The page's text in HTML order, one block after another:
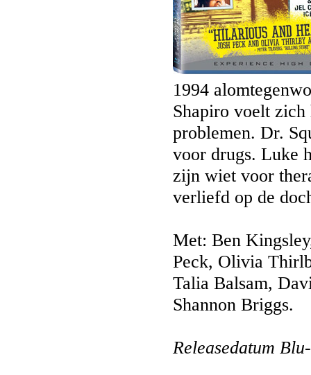
1994
Shapiro voelt
problemen. Dr.
voor drugs. Luke
zijn wiet voor
verliefd op de
Met: Ben
Peck, Olivia
Talia Balsam,
Shannon Briggs.
Releasedatum